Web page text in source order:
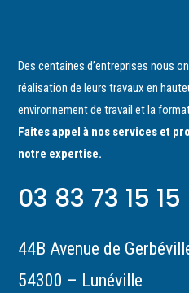
Des centaines d’entreprises nous
réalisation de leurs travaux en
environnement de travail et la
Faites appel à nos services et
notre expertise.
03 83 73 15 15
44B Avenue de
54300 – Lunéville